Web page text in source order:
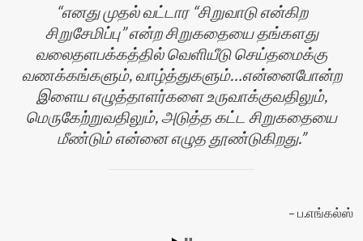
எனது முதல் வட்டார “சிறுவாடு என்கிற
சிறுசேமிப்பு” என்ற சிறுகதையை தங்களது
வலைதளபக்கத்தில் வெளியீடு செய்தமைக்கு
வணக்கங்களும், வாழ்த்துகளும்…என்னைபோன்ற
இளைய எழுத்தாளர்களை உருவாக்குவதிலும்,
மெருகேற்றுவதிலும், அடுத்த கட்ட சிறுகதையை
மீண்டும் என்னை எழுத தூண்டுகிறது.
ப.எங்கல்ஸ்